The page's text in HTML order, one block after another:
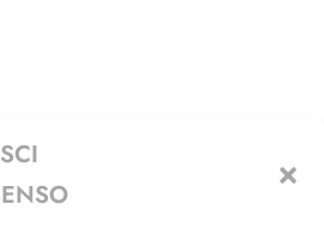
Sul Naviglio (MI)